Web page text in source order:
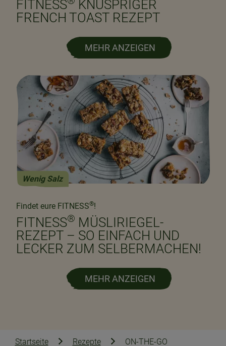
FITNESS
KNUSPRIGER
FRENCH TOAST REZEPT
MEHR ANZEIGEN
Wenig Salz
Findet eure FITNESS®!
FITNESS® MÜSLIRIEGEL-
REZEPT – SO EINFACH UND
LECKER ZUM SELBERMACHEN!
MEHR ANZEIGEN
Startseite Rezepte ON-THE-GO